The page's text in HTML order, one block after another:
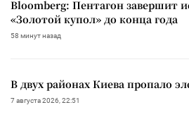
Bloomberg: Пентагон завершит
«Золотой купол» до конца года
58 минут назад
В двух районах Киева пропало
7 августа 2026, 22:51